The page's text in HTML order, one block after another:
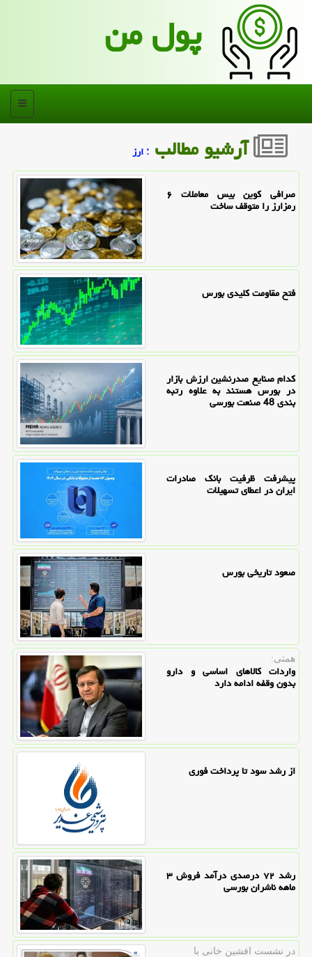
پول من
منو
آرشیو مطالب : ارز
صرافی کوین بیس معاملات ۶
رمزارز را متوقف ساخت
فتح مقاومت کلیدی بورس
کدام صنایع صدرنشین ارزش بازار
در بورس هستند به علاوه رتبه
بندی 48 صنعت بورسی
پیشرفت ظرفیت بانک صادرات
ایران در اعطای تسهیلات
صعود تاریخی بورس
همتی:
واردات کالاهای اساسی و دارو
بدون وقفه ادامه دارد
از رشد سود تا پرداخت فوری
رشد ۷۲ درصدی درآمد فروش ۳
ماهه ناشران بورسی
در نشست افشین خانی با